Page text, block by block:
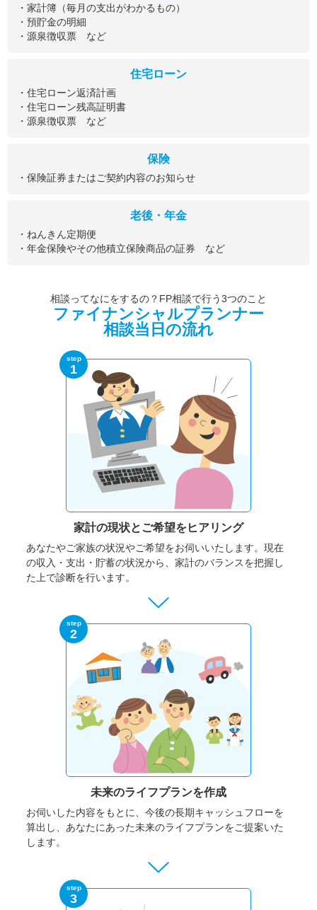
・家計簿（毎月の支出がわかるもの）
・預貯金の明細
・源泉徴収票 など
住宅ローン
・住宅ローン返済計画
・住宅ローン残高証明書
・源泉徴収票 など
保険
・保険証券またはご契約内容のお知らせ
老後・年金
・ねんきん定期便
・年金保険やその他積立保険商品の証券 など
相談ってなにをするの？FP相談で行う3つのこと
ファイナンシャルプランナー
相談当日の流れ
step
1
家計の現状と ご希望をヒアリング
あなたやご家族の状況やご希望をお伺いいたします。 現在
の収入・支出・貯蓄の状況から、家計のバランスを把握し
た上で診断を行います。
step
2
未来のライフプランを作成
お伺いした内容をもとに、今後の長期キャッシュフローを
算出し、あなたにあった未来のライフプランをご提案いた
します。
step
3